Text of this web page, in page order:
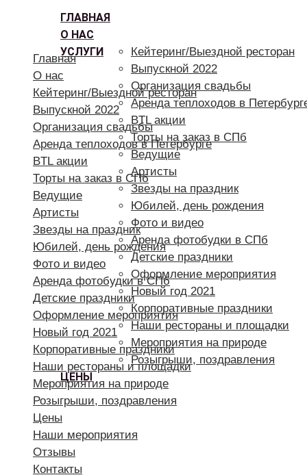
ГЛАВНАЯ
О НАС
УСЛУГИ
Кейтеринг/Выездной ресторан
Выпускной 2022
Организация свадьбы
Аренда теплоходов в
BTL акции
Торты на заказ в СПб
Ведущие
Артисты
Звезды на праздник
Юбилей, день рождения
Фото и видео
Аренда фотобудки в СПб
Детские праздники
Оформление мероприятия
Новый год 2021
Корпоративные праздники
Наши рестораны и площадки
Мероприятия на природе
Розыгрыши, поздравления
ЦЕНЫ
Главная
О нас
Кейтеринг/Выездной ресторан
Выпускной 2022
Организация свадьбы
Аренда теплоходов в Петербурге
BTL акции
Торты на заказ в СПб
Ведущие
Артисты
Звезды на праздник
Юбилей, день рождения
Фото и видео
Аренда фотобудки в СПб
Детские праздники
Оформление мероприятия
Новый год 2021
Корпоративные праздники
Наши рестораны и площадки
Мероприятия на природе
Розыгрыши, поздравления
Цены
Наши мероприятия
Отзывы
Контакты